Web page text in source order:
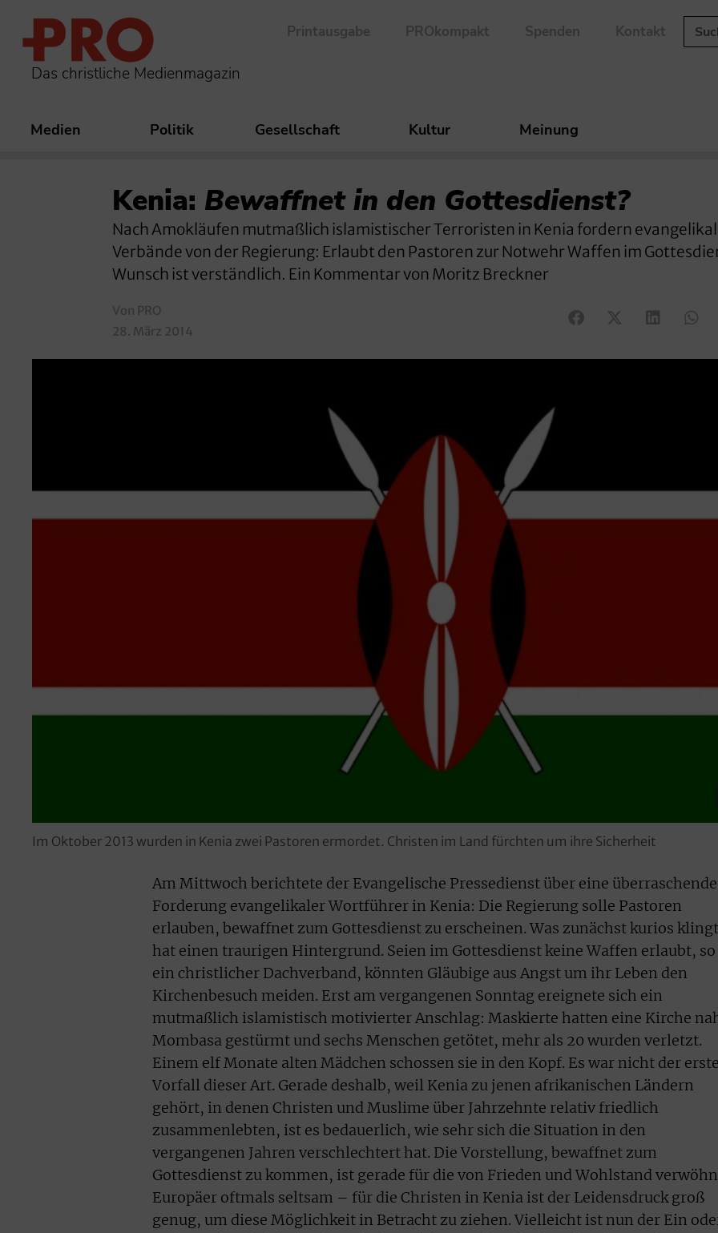
Das christliche Medienmagazin
Printausgabe PROkompakt Spenden Kontakt
Medien Politik Gesellschaft Kultur Meinung
Kenia: Bewaffnet in den Gottesdienst?
Nach Amokläufen mutmaßlich islamistischer Terroristen in Kenia fordern
Verbände von der Regierung: Erlaubt den Pastoren zur Notwehr Waffen im
Wunsch ist verständlich. Ein Kommentar von Moritz Breckner
Von PRO
28. März 2014
Im Oktober 2013 wurden in Kenia zwei Pastoren ermordet. Christen im Land fürchten um ihre Sicherheit
Am Mittwoch berichtete der Evangelische Pressedienst über eine überraschende
Forderung evangelikaler Wortführer in Kenia: Die Regierung solle Pastoren
erlauben, bewaffnet zum Gottesdienst zu erscheinen. Was zunächst kurios
hat einen traurigen Hintergrund. Seien im Gottesdienst keine Waffen erlaubt, so
ein christlicher Dachverband, könnten Gläubige aus Angst um ihr Leben den
Kirchenbesuch meiden. Erst am vergangenen Sonntag ereignete sich ein
mutmaßlich islamistisch motivierter Anschlag: Maskierte hatten eine Kirche
Mombasa gestürmt und sechs Menschen getötet, mehr als 20 wurden verletzt.
Einem elf Monate alten Mädchen schossen sie in den Kopf. Es war nicht der erste
Vorfall dieser Art. Gerade deshalb, weil Kenia zu jenen afrikanischen Ländern
gehört, in denen Christen und Muslime über Jahrzehnte relativ friedlich
zusammenlebten, ist es bedauerlich, wie sehr sich die Situation in den
vergangenen Jahren verschlechtert hat. Die Vorstellung, bewaffnet zum
Gottesdienst zu kommen, ist gerade für die von Frieden und Wohlstand
Europäer oftmals seltsam – für die Christen in Kenia ist der Leidensdruck groß
genug, um diese Möglichkeit in Betracht zu ziehen. Vielleicht ist nun der Ein